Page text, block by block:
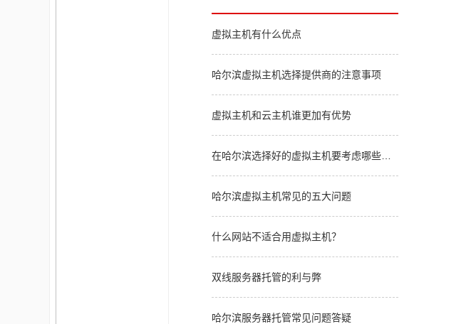
虚拟主机有什么优点
哈尔滨虚拟主机选择提供商的注意事项
虚拟主机和云主机谁更加有优势
在哈尔滨选择好的虚拟主机要考虑哪些因
哈尔滨虚拟主机常见的五大问题
什么网站不适合用虚拟主机？
双线服务器托管的利与弊
哈尔滨服务器托管常见问题答疑